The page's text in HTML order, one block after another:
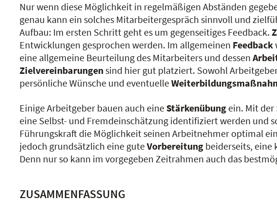
Nur wenn diese Möglichkeit in regelmäßigen Abständen
genau kann ein solches Mitarbeitergespräch sinnvoll und
Aufbau: Im ersten Schritt geht es um gegenseitiges Feedback.
Entwicklungen gesprochen werden. Im allgemeinen Feedback
eine allgemeine Beurteilung des Mitarbeiters und dessen
Zielvereinbarungensind hier gut platziert. Sowohl
persönliche Wünsche und eventuelle
Einige Arbeitgeber bauen auch eine Stärkenübung ein. Mit
eine Selbst- und Fremdeinschätzung identifiziert werden und
Führungskraft die Möglichkeit seinen Arbeitnehmer optimal
jedoch grundsätzlich eine guteVorbereitung beiderseits, eine
Denn nur so kann im vorgegeben Zeitrahmen auch das
ZUSAMMENFASSUNG